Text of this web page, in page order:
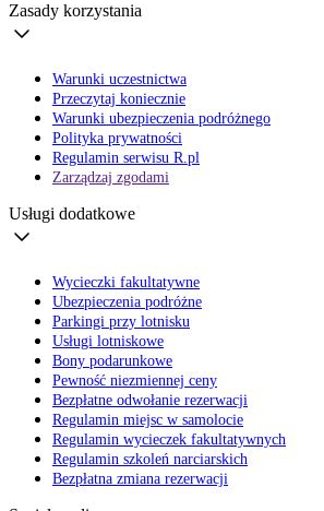
Zasady korzystania
Warunki uczestnictwa
Przeczytaj koniecznie
Warunki ubezpieczenia podróżnego
Polityka prywatności
Regulamin serwisu R.pl
Zarządzaj zgodami
Usługi dodatkowe
Wycieczki fakultatywne
Ubezpieczenia podróżne
Parkingi przy lotnisku
Usługi lotniskowe
Bony podarunkowe
Pewność niezmiennej ceny
Bezpłatne odwołanie rezerwacji
Regulamin miejsc w samolocie
Regulamin wycieczek fakultatywnych
Regulamin szkoleń narciarskich
Bezpłatna zmiana rezerwacji